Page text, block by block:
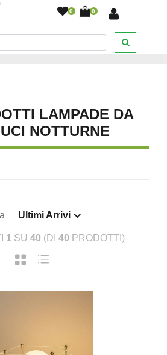
0 0
LED/LAMPADE DA
/
LAMPADE DA
NOTTURNE
Ultimi Arrivi
1 SU 40 (DI 40 PRODOTTI)